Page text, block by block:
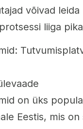
võivad leida
liiga
on üks
Eestis, mis on